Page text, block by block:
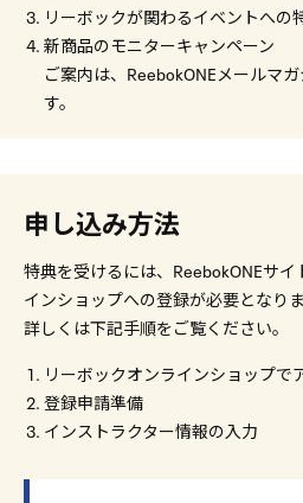
リーボックが関わるイベントへの
新商品のモニターキャンペーン
ご案内は、ReebokONEメールマ
す。
申し込み方法
特典を受けるには、ReebokONEサ
インショップへの登録が必要となりま
詳しくは下記手順をご覧ください。
リーボックオンラインショップで
登録申請準備
インストラクター情報の入力